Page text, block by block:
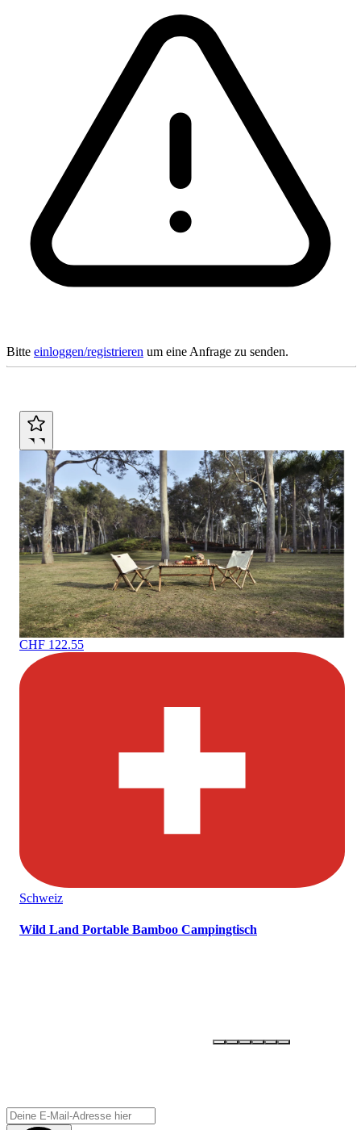
Bitte einloggen/registrieren um eine Anfrage zu senden.
CHF 122.55
Schweiz
Wild Land Portable Bamboo Campingtisch